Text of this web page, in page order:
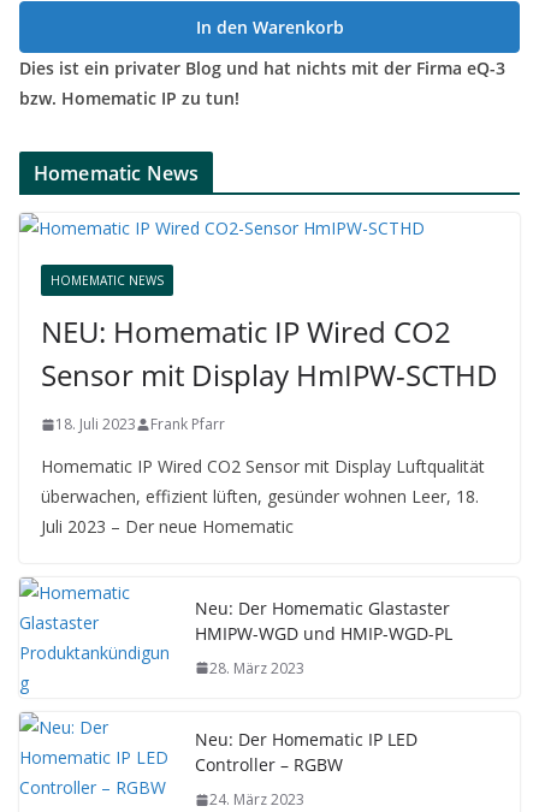
In den Warenkorb
Dies ist ein privater Blog und hat nichts mit der Firma eQ-3
bzw. Homematic IP zu tun!
Homematic News
HOMEMATIC NEWS
NEU: Homematic IP Wired CO2
Sensor mit Display HmIPW-SCTHD
18. Juli 2023 Frank Pfarr
Homematic IP Wired CO2 Sensor mit Display Luftqualität
überwachen, effizient lüften, gesünder wohnen Leer, 18.
Juli 2023 – Der neue Homematic
Neu: Der Homematic Glastaster
HMIPW-WGD und HMIP-WGD-PL
28. März 2023
Neu: Der Homematic IP LED
Controller – RGBW
24. März 2023